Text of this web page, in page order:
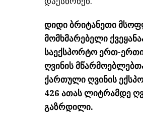
დიდი ბრიტანეთი
მომხმარებელი
საექსპორტო ერთ-
ღვინის
ქართული ღვინის
426 ათას ლიტრამდე
გაზრდილი.